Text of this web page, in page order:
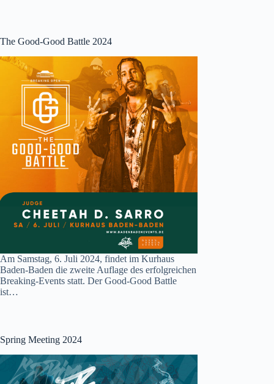
The Good-Good Battle 2024
Am Samstag, 6. Juli 2024, findet im Kurhaus
Baden-Baden die zweite Auflage des erfolgreichen
Breaking-Events statt. Der Good-Good Battle
ist…
Spring Meeting 2024